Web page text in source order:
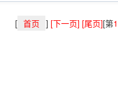
[ 首页 ] [下一页] [尾页][第1